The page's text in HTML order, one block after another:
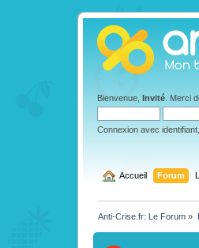
Bienvenue, Invité . Merci
Connexion avec
Accueil Forum
Anti-Crise.fr: Le Forum »